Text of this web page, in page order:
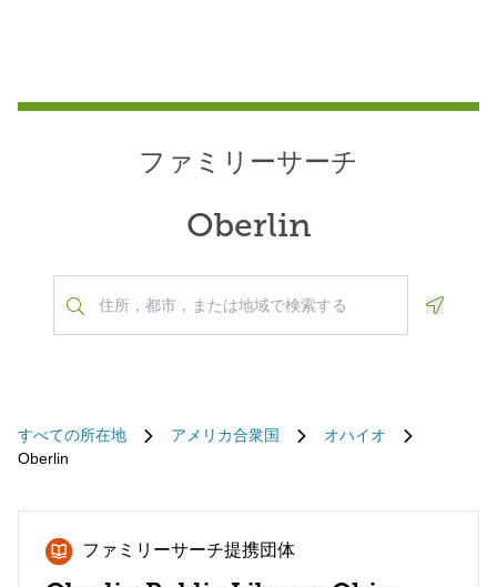
ファミリーサーチ
Oberlin
すべての所在地 アメリカ合衆国
オハイオ
Oberlin
ファミリーサーチ提携団体